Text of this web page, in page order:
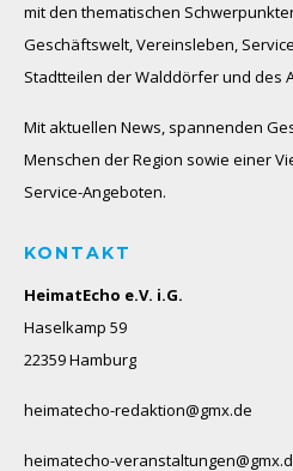
mit den thematischen
Geschäftswelt, Vereinsleben,
Stadtteilen der Walddörfer und des
Mit aktuellen News, spannenden
Menschen der Region sowie einer
Service-Angeboten.
KONTAKT
HeimatEcho e.V. i.G.
Haselkamp 59
22359 Hamburg
heimatecho-redaktion@gmx.de
heimatecho-